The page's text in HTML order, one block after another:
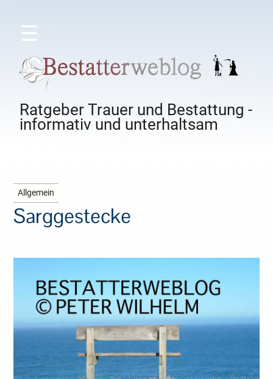
☰
Ratgeber Trauer und Bestattung -
informativ und unterhaltsam
Allgemein
Sarggestecke